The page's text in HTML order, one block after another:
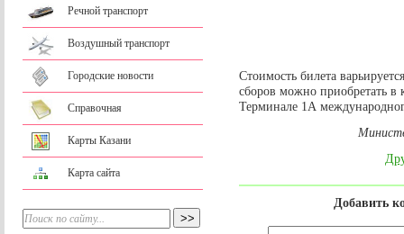
Речной транспорт
Воздушный транспорт
Городские новости
Справочная
Карты Казани
Карта сайта
Стоимость билета
сборов можно приобретать в
Терминале 1А
Добавить